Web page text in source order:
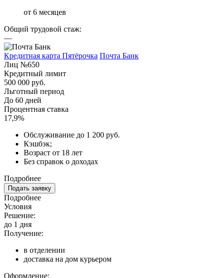
от 6 месяцев
Общий трудовой стаж:
—
Кредитная карта Пятёрочка Почта Банк
Лиц №650
Кредитный лимит
500 000 руб.
Льготный период
До 60 дней
Процентная ставка
17,9%
Обслуживание до 1 200 руб.
Кэшбэк;
Возраст от 18 лет
Без справок о доходах
Подробнее
Подать заявку
Подробнее
Условия
Решение:
до 1 дня
Получение:
в отделении
доставка на дом курьером
Оформление: